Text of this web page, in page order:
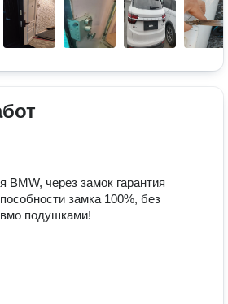
BMW, через замок гарантия
замка 100%, без
подушками!